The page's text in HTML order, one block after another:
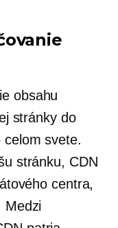
obsahu
stránky do
svete.
stránku, CDN
centra,
Medzi